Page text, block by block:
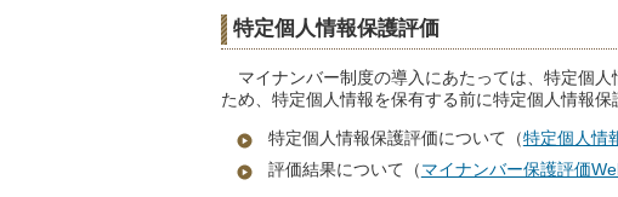
特定個人情報保護評価
マイナンバー制度の導入にあたっては、特定個
ため、特定個人情報を保有する前に特定個人情報
特定個人情報保護評価について（特定個人情
評価結果について（マイナンバー保護評価